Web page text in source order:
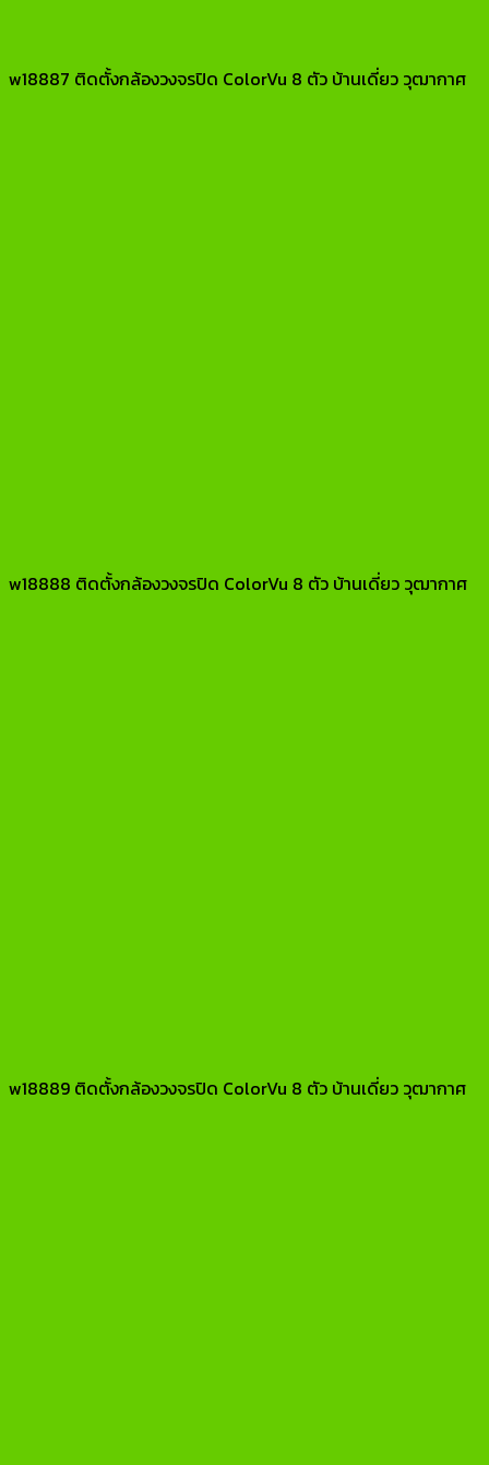
w18887 ติดตั้งกล้องวงจรปิด ColorVu 8 ตัว บ้านเดี่ยว วุฒากาศ
w18888 ติดตั้งกล้องวงจรปิด ColorVu 8 ตัว บ้านเดี่ยว วุฒากาศ
w18889 ติดตั้งกล้องวงจรปิด ColorVu 8 ตัว บ้านเดี่ยว วุฒากาศ